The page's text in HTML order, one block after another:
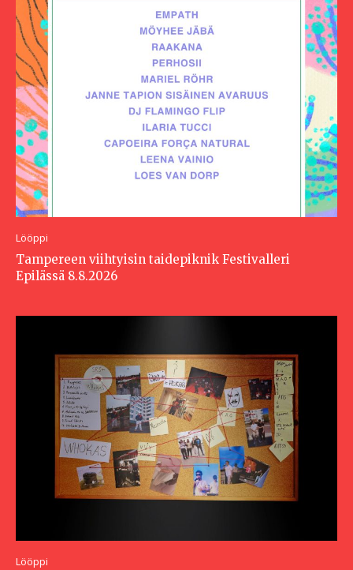
Lööppi
Tampereen viihtyisin taidepiknik Festivalleri
Epilässä 8.8.2026
Lööppi